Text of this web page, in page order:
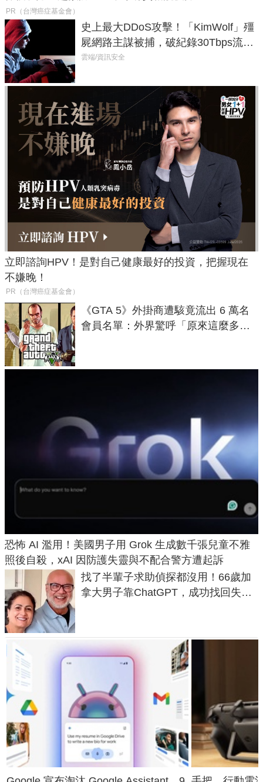
PR（台灣癌症基金會）
史上最大DDoS攻擊！「KimWolf」殭
屍網路主謀被捕，破紀錄30Tbps流量
癱瘓全球！
雲端/資訊安全
立即諮詢HPV！是對自己健康最好的投資，把握現在
不嫌晚！
PR（台灣癌症基金會）
《GTA 5》外掛商遭駭竟流出 6 萬名
會員名單：外界驚呼「原來這麼多人
恐怖 AI 濫用！美國男子用 Grok 生成數千張兒童不雅
照後自殺，xAI 因防護失靈與不配合警方遭起訴
找了半輩子求助偵探都沒用！66歲加
拿大男子靠ChatGPT，成功找回失散